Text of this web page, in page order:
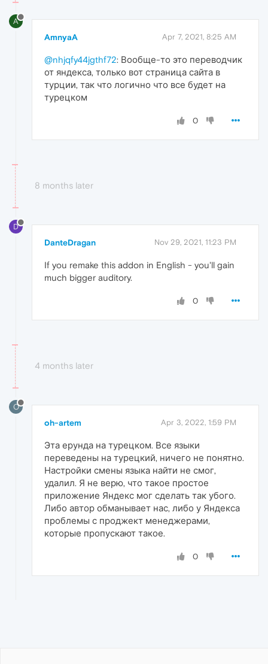
A
AmnyaA Apr 7, 2021, 8:25 AM
@nhjqfy44jgthf72: Вообще-то это переводчик
от яндекса, только вот страница сайта в
турции, так что логично что все будет на
турецком
0
8 months later
D
DanteDragan Nov 29, 2021, 11:23 PM
If you remake this addon in English - you'll gain
much bigger auditory.
0
4 months later
O
oh-artem Apr 3, 2022, 1:59 PM
Эта ерунда на турецком. Все языки
переведены на турецкий, ничего не понятно.
Настройки смены языка найти не смог,
удалил. Я не верю, что такое простое
приложение Яндекс мог сделать так убого.
Либо автор обманывает нас, либо у Яндекса
проблемы с проджект менеджерами,
которые пропускают такое.
0